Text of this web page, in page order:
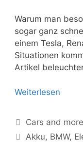
Warum man
sogar ganz
einem Tesla,
Situationen
Artikel
Weiterlesen
Kategorien
Cars and more
Schlagwörter
Akku, BMW,